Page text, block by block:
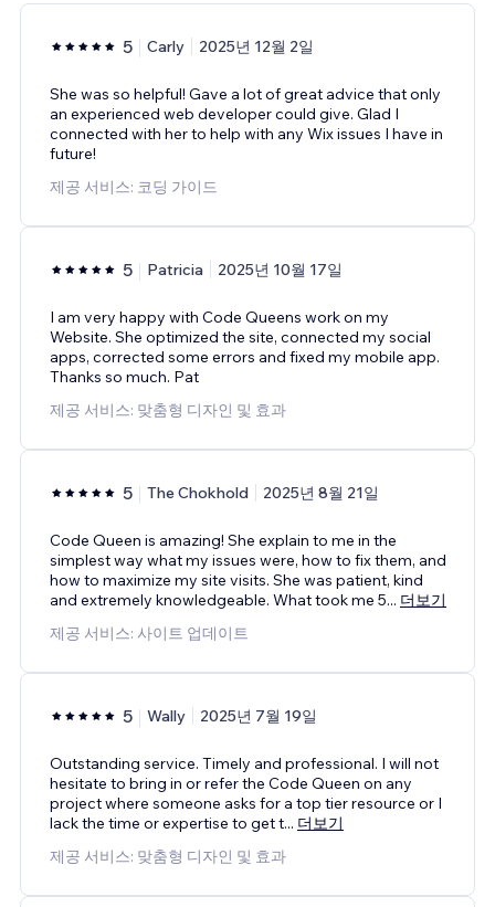
5 Carly 2025년 12월 2일
She was so helpful! Gave a lot of great advice that only
an experienced web developer could give. Glad I
connected with her to help with any Wix issues I have in
future!
제공 서비스: 코딩 가이드
5 Patricia 2025년 10월 17일
I am very happy with Code Queens work on my
Website. She optimized the site, connected my social
apps, corrected some errors and fixed my mobile app.
Thanks so much. Pat
제공 서비스: 맞춤형 디자인 및 효과
5 The Chokhold 2025년 8월 21일
Code Queen is amazing! She explain to me in the
simplest way what my issues were, how to fix them, and
how to maximize my site visits. She was patient, kind
and extremely knowledgeable. What took me 5... 더보기
제공 서비스: 사이트 업데이트
5 Wally 2025년 7월 19일
Outstanding service. Timely and professional. I will not
hesitate to bring in or refer the Code Queen on any
project where someone asks for a top tier resource or I
lack the time or expertise to get t... 더보기
제공 서비스: 맞춤형 디자인 및 효과